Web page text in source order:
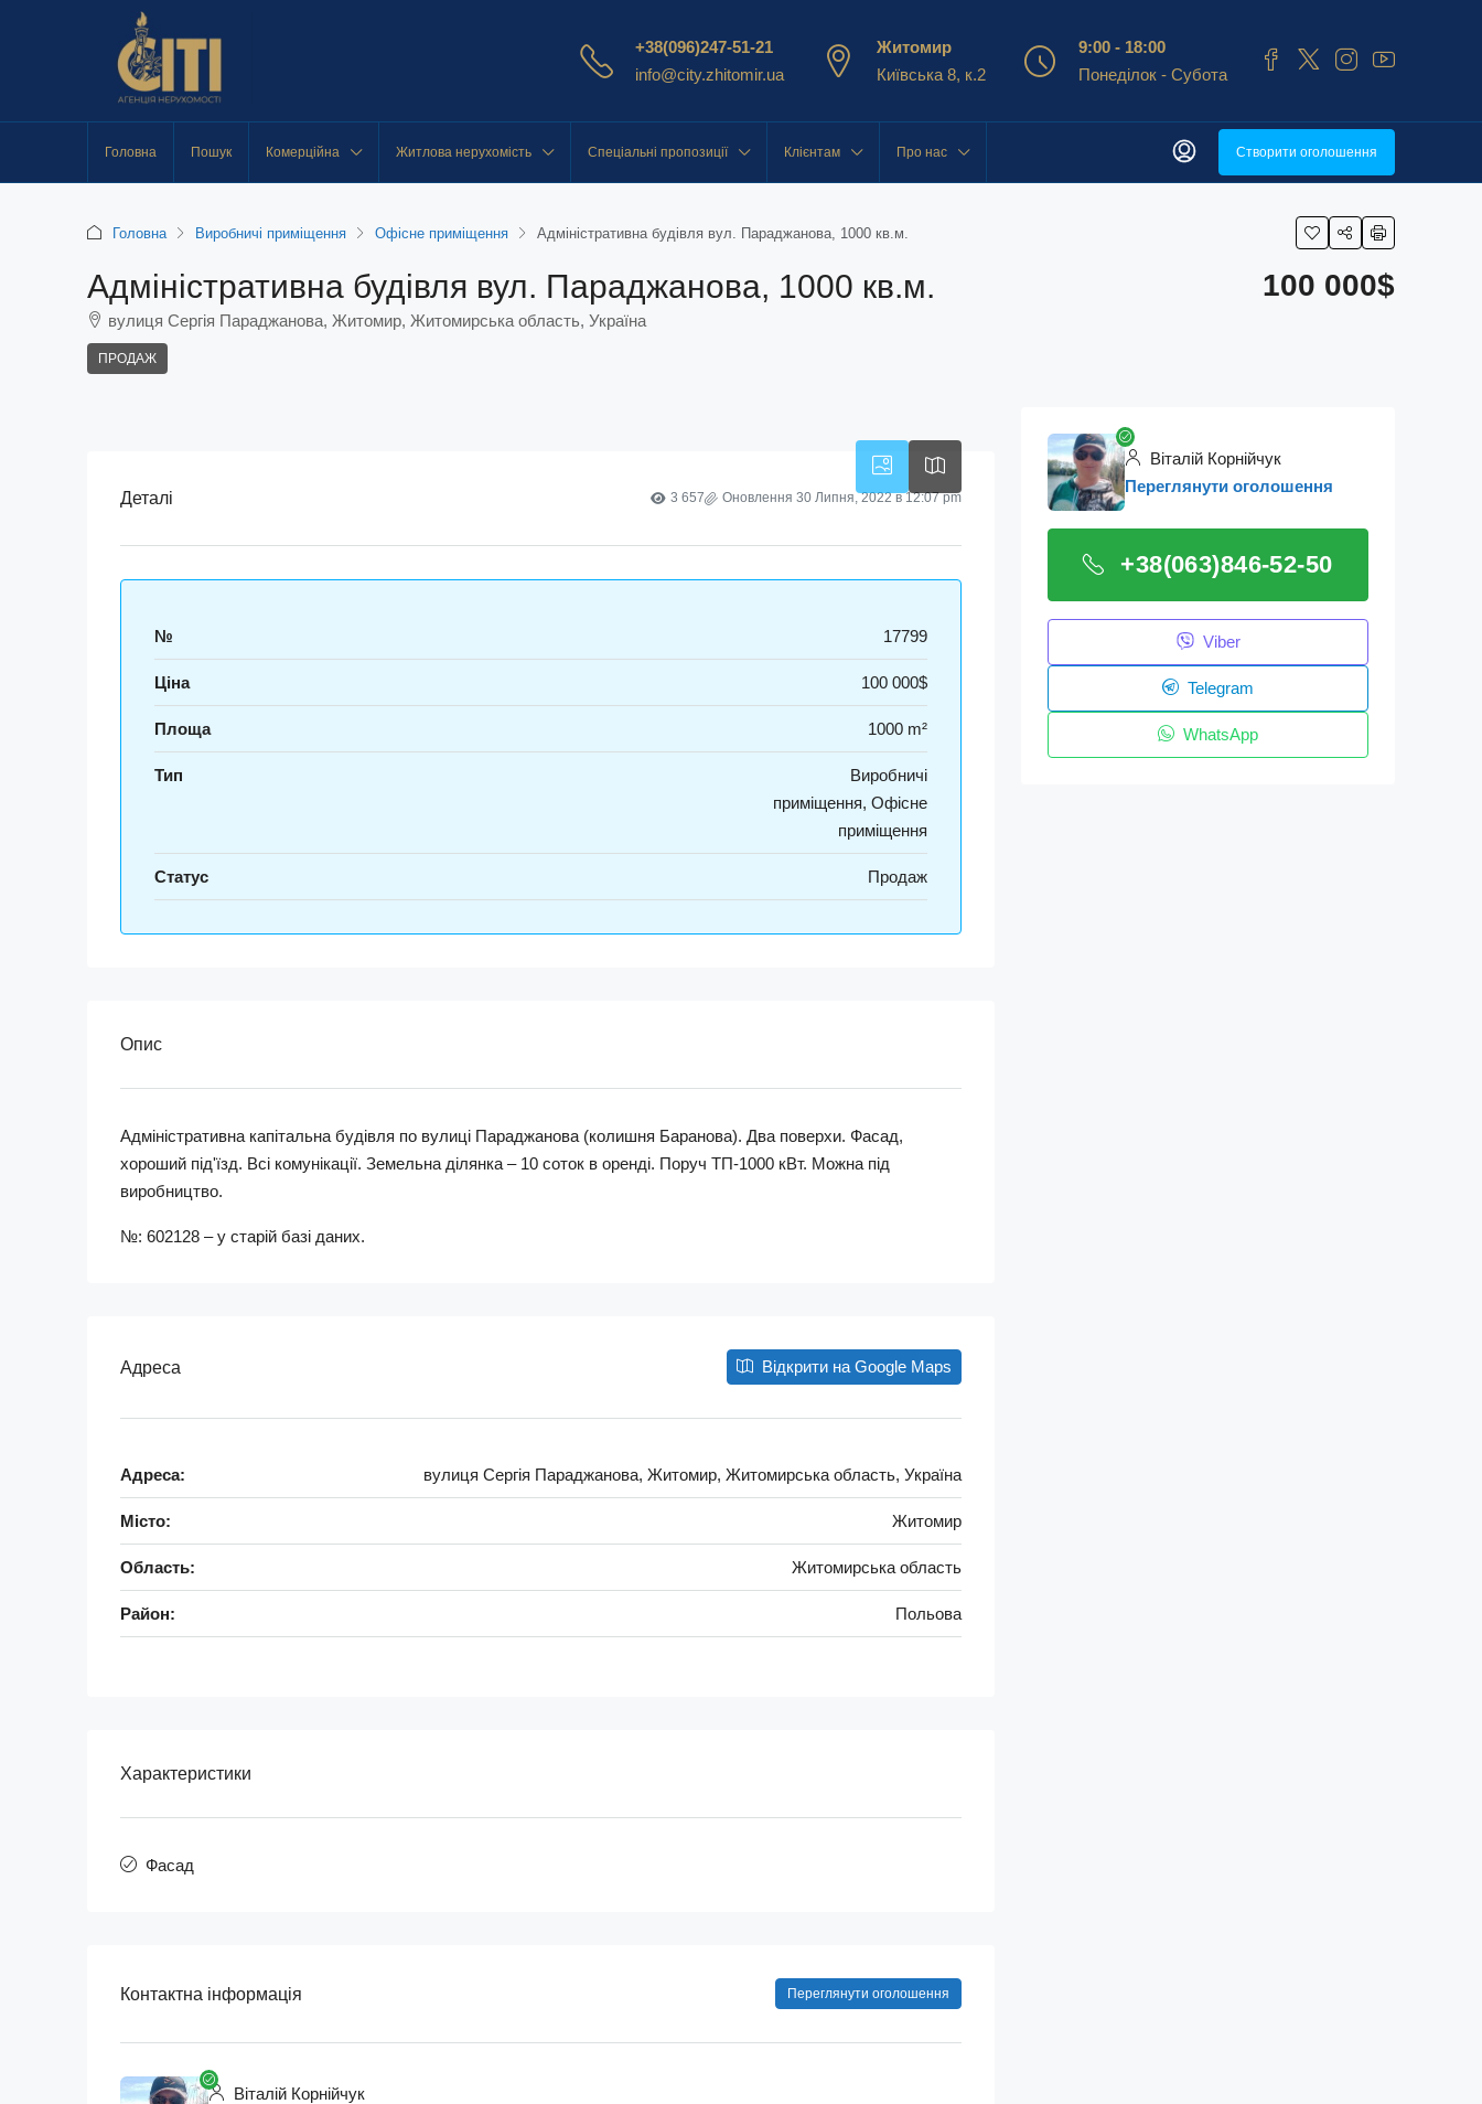
+38(096)247-51-21
info@city.zhitomir.ua
Житомир
Київська 8, к.2
9:00 - 18:00
Понеділок - Субота
Головна Пошук Комерційна Житлова нерухомість Спеціальні пропозиції Клієнтам Про нас Створити оголошення
Головна Виробничі приміщення Офісне приміщення Адміністративна будівля вул. Параджанова, 1000 кв.м.
Адміністративна будівля вул. Параджанова, 1000 кв.м.
вулиця Сергія Параджанова, Житомир, Житомирська область, Україна
ПРОДАЖ
100 000$
Деталі 3 657 Оновлення 30 Липня, 2022 в 12:07 pm
№ 17799
Ціна 100 000$
Площа 1000 m²
Тип
Виробничі
приміщення, Офісне
приміщення
Статус Продаж
Опис
Адміністративна капітальна будівля по вулиці Параджанова (колишня Баранова). Два поверхи. Фасад,
хороший під'їзд. Всі комунікації. Земельна ділянка – 10 соток в оренді. Поруч ТП-1000 кВт. Можна під
виробництво.
№: 602128 – у старій базі даних.
Адреса Відкрити на Google Maps
Адреса: вулиця Сергія Параджанова, Житомир, Житомирська область, Україна
Місто: Житомир
Область: Житомирська область
Район: Польова
Характеристики
Фасад
Контактна інформація Переглянути оголошення
Віталій Корнійчук
Віталій Корнійчук
Переглянути оголошення
+38(063)846-52-50
Viber
Telegram
WhatsApp